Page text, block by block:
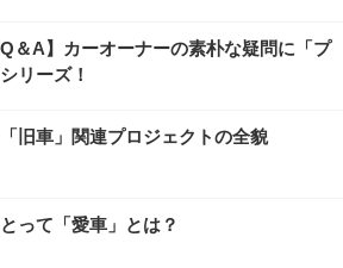
Q＆A】カーオーナーの素朴な疑問に「プ
リーズ！
旧車」関連プロジェクトの全貌
って「愛車」とは？